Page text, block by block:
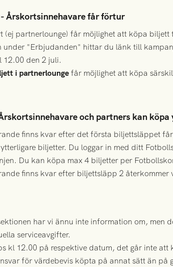
Årskortsinnehavare får förtur
(ej partnerlounge) får möjlighet att köpa
under "Erbjudanden" hittar du länk till
12.00 den 2 juli.
i partnerloungefår möjlighet att köpa
och partners kan
finns kvar efter det första biljettsläppet
biljetter. Du loggar in med ditt
Du kan köpa max 4 biljetter per
finns kvar efter biljettsläpp 2 återkommer
har vi ännu inte information om, men
serviceavgifter.
kl 12.00 på respektive datum, det går inte att
för värdebevis köpta på annat sätt än på